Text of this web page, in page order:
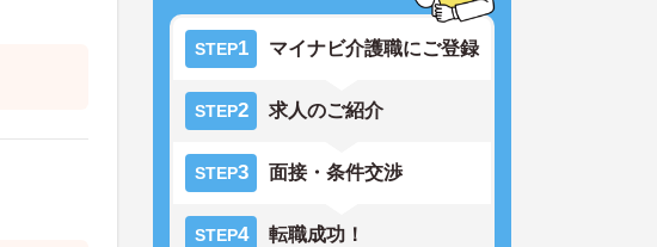
STEP1 マイナビ介護職にご登録
STEP2 求人のご紹介
STEP3 面接・条件交渉
STEP4 転職成功！